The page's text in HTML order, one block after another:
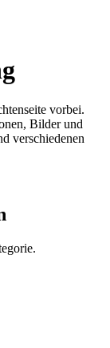
vorbei.
Bilder und
verschiedenen